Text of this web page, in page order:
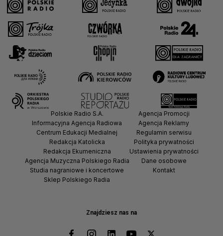
Znajdziesz nas na
Polskie Radio S.A.
Informacyjna Agencja Radiowa
Centrum Edukacji Medialnej
Redakcja Katolicka
Redakcja Ekumeniczna
Agencja Muzyczna Polskiego Radia
Studia nagraniowe i koncertowe
Sklep Polskiego Radia
Agencja Promocji
Agencja Reklamy
Regulamin serwisu
Polityka prywatności
Ustawienia prywatności
Dane osobowe
Kontakt